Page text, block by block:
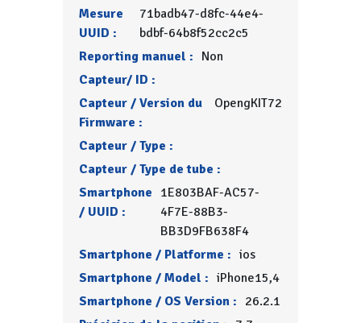
Mesure
UUID :
71badb47-d8fc-44e4-
bdbf-64b8f52cc2c5
Reporting manuel : Non
Capteur/ ID :
Capteur / Version du
Firmware :
OpengKIT72
Capteur / Type :
Capteur / Type de tube :
Smartphone
/ UUID :
1E803BAF-AC57-
4F7E-88B3-
BB3D9FB638F4
Smartphone / Platforme : ios
Smartphone / Model : iPhone15,4
Smartphone / OS Version : 26.2.1